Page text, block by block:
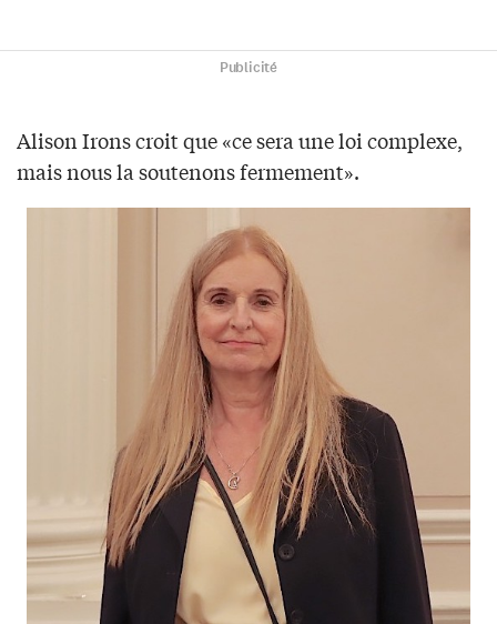
Publicité
Alison Irons croit que «ce sera une loi complexe,
mais nous la soutenons fermement».